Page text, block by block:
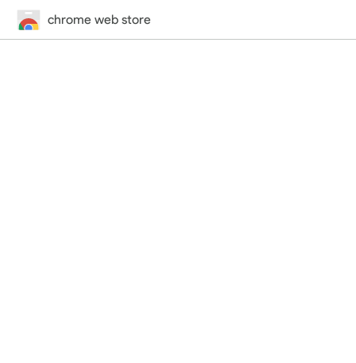
chrome web store